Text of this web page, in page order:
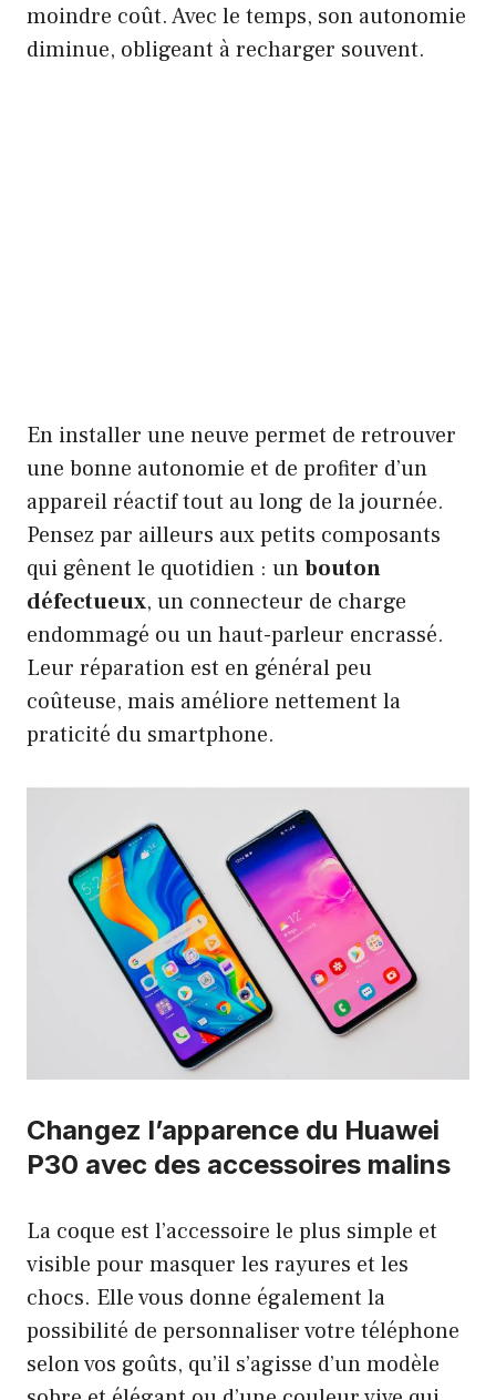
moindre coût. Avec le temps, son autonomie
diminue, obligeant à recharger souvent.
En installer une neuve permet de retrouver
une bonne autonomie et de profiter d’un
appareil réactif tout au long de la journée.
Pensez par ailleurs aux petits composants
qui gênent le quotidien : unbouton
défectueux, un connecteur de charge
endommagé ou un haut-parleur encrassé.
Leur réparation est en général peu
coûteuse, mais améliore nettement la
praticité du smartphone.
Changez l’apparence du Huawei
P30 avec des accessoires malins
La coque est l’accessoire le plus simple et
visible pour masquer les rayures et les
chocs. Elle vous donne également la
possibilité de personnaliser votre téléphone
selon vos goûts, qu’il s’agisse d’un modèle